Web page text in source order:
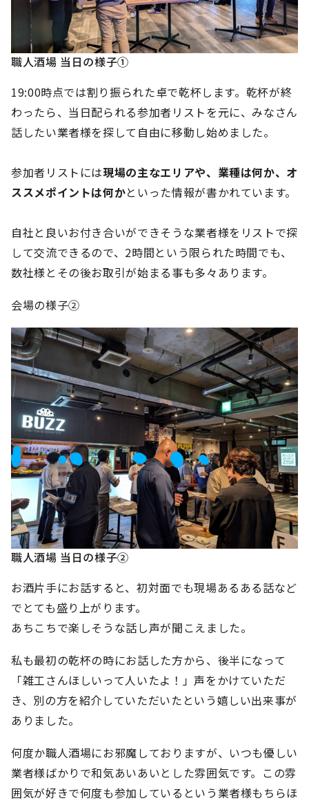
職人酒場 当日の様子①
19:00時点では割り振られた卓で乾杯します。乾杯が終
わったら、当日配られる参加者リストを元に、みなさん
話したい業者様を探して自由に移動し始めました。
参加者リストには現場の主なエリアや、業種は何か、オ
ススメポイントは何かといった情報が書かれています。
自社と良いお付き合いができそうな業者様をリストで探
して交流できるので、2時間という限られた時間でも、
数社様とその後お取引が始まる事も多々あります。
会場の様子②
職人酒場 当日の様子②
お酒片手にお話すると、初対面でも現場あるある話など
でとても盛り上がります。
あちこちで楽しそうな話し声が聞こえました。
私も最初の乾杯の時にお話した方から、後半になって
「雑工さんほしいって人いたよ！」声をかけていただ
き、別の方を紹介していただいたという嬉しい出来事が
ありました。
何度か職人酒場にお邪魔しておりますが、いつも優しい
業者様ばかりで和気あいあいとした雰囲気です。この雰
囲気が好きで何度も参加しているという業者様もちらほ